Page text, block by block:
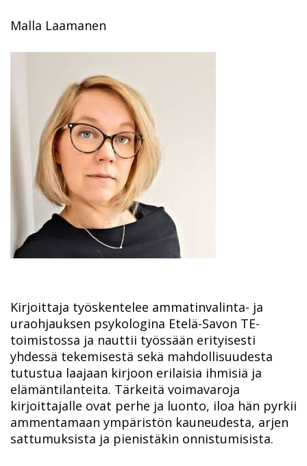
Malla Laamanen
Kirjoittaja työskentelee ammatinvalinta- ja
uraohjauksen psykologina Etelä-Savon TE-
toimistossa ja nauttii työssään erityisesti
yhdessä tekemisestä sekä mahdollisuudesta
tutustua laajaan kirjoon erilaisia ihmisiä ja
elämäntilanteita. Tärkeitä voimavaroja
kirjoittajalle ovat perhe ja luonto, iloa hän pyrkii
ammentamaan ympäristön kauneudesta, arjen
sattumuksista ja pienistäkin onnistumisista.